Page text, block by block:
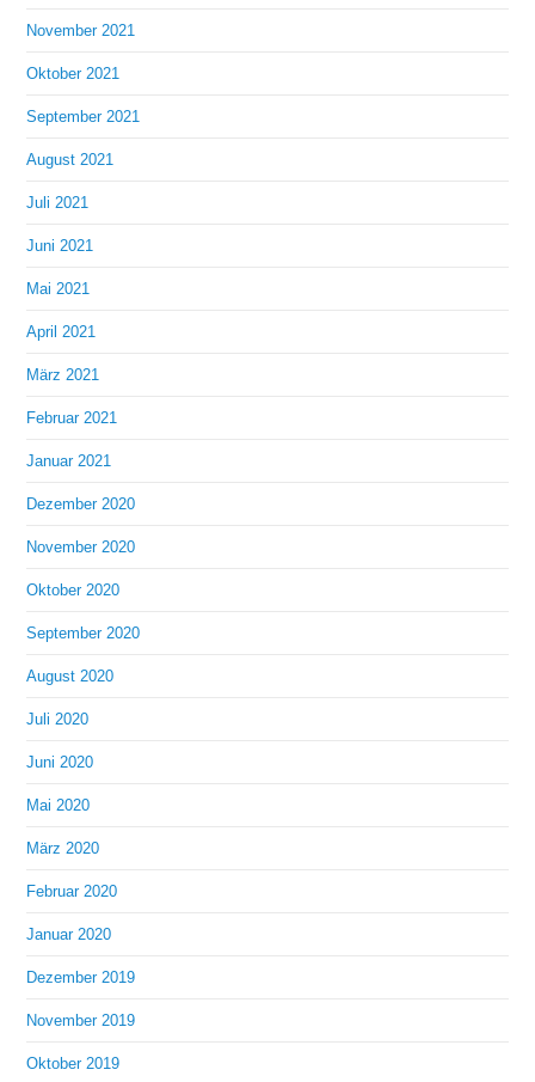
November 2021
Oktober 2021
September 2021
August 2021
Juli 2021
Juni 2021
Mai 2021
April 2021
März 2021
Februar 2021
Januar 2021
Dezember 2020
November 2020
Oktober 2020
September 2020
August 2020
Juli 2020
Juni 2020
Mai 2020
März 2020
Februar 2020
Januar 2020
Dezember 2019
November 2019
Oktober 2019